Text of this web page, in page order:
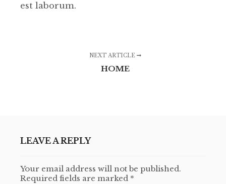
est laborum.
NEXT ARTICLE
HOME
LEAVE A REPLY
Your email address will not be published.
Required fields are marked *